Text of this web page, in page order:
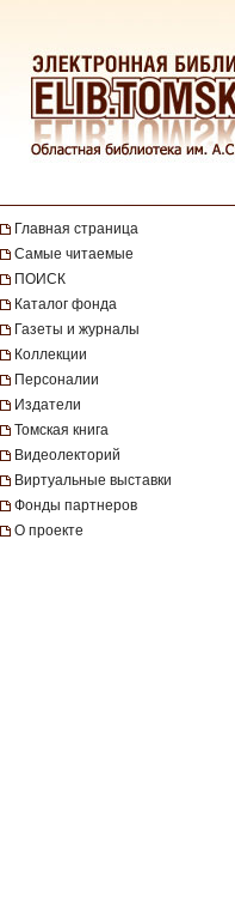
Главная страница
Самые читаемые
ПОИСК
Каталог фонда
Газеты и журналы
Коллекции
Персоналии
Издатели
Томская книга
Видеолекторий
Виртуальные выставки
Фонды партнеров
О проекте